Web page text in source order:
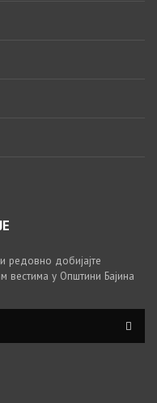
редовно добијајте
у Општини Бајина